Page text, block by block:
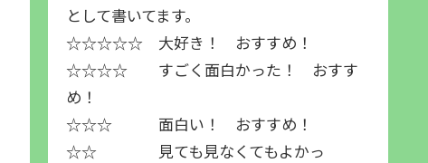
として書いてます。
☆☆☆☆☆ 大好き！ おすすめ！
☆☆☆☆ すごく面白かった！ おすす
め！
☆☆☆ 面白い！ おすすめ！
☆☆ 見ても見なくてもよかっ